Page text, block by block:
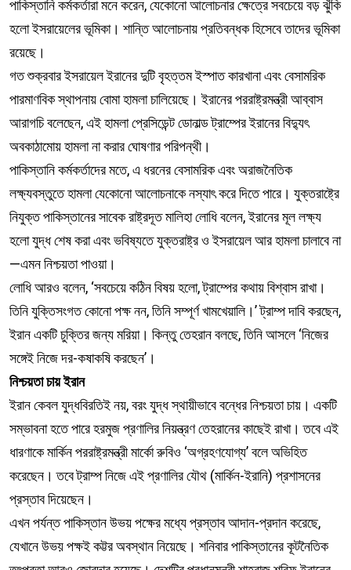
পাকিস্তানি কর্মকর্তারা মনে করেন, যেকোনো আলোচনার ক্ষেত্রে সবচেয়ে বড় ঝুঁকি
হলো ইসরায়েলের ভূমিকা। শান্তি আলোচনায় প্রতিবন্ধক হিসেবে তাদের ভূমিকা
রয়েছে।
গত শুক্রবার ইসরায়েল ইরানের দুটি বৃহত্তম ইস্পাত কারখানা এবং বেসামরিক
পারমাণবিক স্থাপনায় বোমা হামলা চালিয়েছে। ইরানের পররাষ্ট্রমন্ত্রী আব্বাস
আরাগচি বলেছেন, এই হামলা প্রেসিডেন্ট ডোনাল্ড ট্রাম্পের ইরানের বিদ্যুৎ
অবকাঠামোয় হামলা না করার ঘোষণার পরিপন্থী।
পাকিস্তানি কর্মকর্তাদের মতে, এ ধরনের বেসামরিক এবং অরাজনৈতিক
লক্ষ্যবস্তুতে হামলা যেকোনো আলোচনাকে নস্যাৎ করে দিতে পারে। যুক্তরাষ্ট্রে
নিযুক্ত পাকিস্তানের সাবেক রাষ্ট্রদূত মালিহা লোধি বলেন, ইরানের মূল লক্ষ্য
হলো যুদ্ধ শেষ করা এবং ভবিষ্যতে যুক্তরাষ্ট্র ও ইসরায়েল আর হামলা চালাবে না
—এমন নিশ্চয়তা পাওয়া।
লোধি আরও বলেন, ‘সবচেয়ে কঠিন বিষয় হলো, ট্রাম্পের কথায় বিশ্বাস রাখা।
তিনি যুক্তিসংগত কোনো পক্ষ নন, তিনি সম্পূর্ণ খামখেয়ালি।’ ট্রাম্প দাবি করছেন,
ইরান একটি চুক্তির জন্য মরিয়া। কিন্তু তেহরান বলছে, তিনি আসলে ‘নিজের
সঙ্গেই নিজে দর-কষাকষি করছেন’।
নিশ্চয়তা চায় ইরান
ইরান কেবল যুদ্ধবিরতিই নয়, বরং যুদ্ধ স্থায়ীভাবে বন্ধের নিশ্চয়তা চায়। একটি
সম্ভাবনা হতে পারে হরমুজ প্রণালির নিয়ন্ত্রণ তেহরানের কাছেই রাখা। তবে এই
ধারণাকে মার্কিন পররাষ্ট্রমন্ত্রী মার্কো রুবিও ‘অগ্রহণযোগ্য’ বলে অভিহিত
করেছেন। তবে ট্রাম্প নিজে এই প্রণালির যৌথ (মার্কিন-ইরানি) প্রশাসনের
প্রস্তাব দিয়েছেন।
এখন পর্যন্ত পাকিস্তান উভয় পক্ষের মধ্যে প্রস্তাব আদান-প্রদান করেছে,
যেখানে উভয় পক্ষই কট্টর অবস্থান নিয়েছে। শনিবার পাকিস্তানের কূটনৈতিক